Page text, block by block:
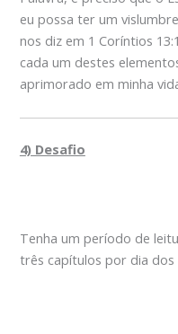
eu possa ter um
nos diz em 1 Coríntios
cada um destes
aprimorado em minha
4) Desafio
Tenha um período de
três capítulos por dia dos